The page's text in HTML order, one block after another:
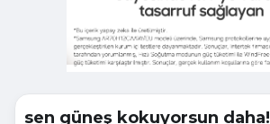
sen güneş kokuyorsun daha!